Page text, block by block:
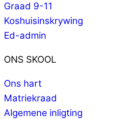
Graad 9-11
Koshuisinskrywing
Ed-admin
ONS SKOOL
Ons hart
Matriekraad
Algemene inligting